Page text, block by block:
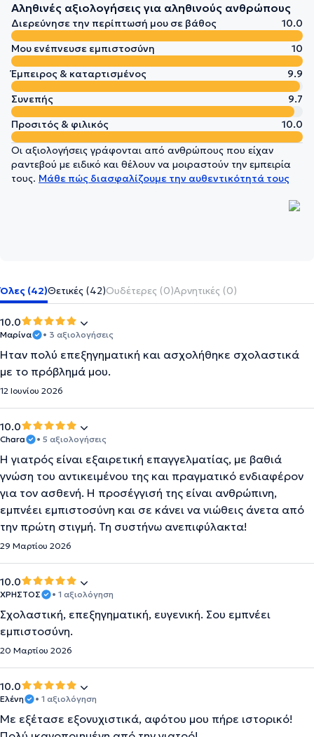
Αληθινές αξιολογήσεις για αληθινούς ανθρώπους
Διερεύνησε την περίπτωσή μου σε βάθος
10.0
Μου ενέπνευσε εμπιστοσύνη
10
Έμπειρος & καταρτισμένος
9.9
Συνεπής
9.7
Προσιτός & φιλικός
10.0
Οι αξιολογήσεις γράφονται από ανθρώπους που είχαν
ραντεβού με ειδικό και θέλουν να μοιραστούν την εμπειρία
τους. Μάθε πώς διασφαλίζουμε την αυθεντικότητά τους
Όλες (42)Θετικές (42)Ουδέτερες (0)Αρνητικές (0)
10.0
Μαρίνα • 3 αξιολογήσεις
Ήταν πολύ επεξηγηματική και ασχολήθηκε σχολαστικά
με το πρόβλημά μου.
12 Ιουνίου 2026
10.0
Chara • 5 αξιολογήσεις
Η γιατρός είναι εξαιρετική επαγγελματίας, με βαθιά
γνώση του αντικειμένου της και πραγματικό ενδιαφέρον
για τον ασθενή. Η προσέγγισή της είναι ανθρώπινη,
εμπνέει εμπιστοσύνη και σε κάνει να νιώθεις άνετα από
την πρώτη στιγμή. Τη συστήνω ανεπιφύλακτα!
29 Μαρτίου 2026
10.0
ΧΡΗΣΤΟΣ • 1 αξιολόγηση
Σχολαστική, επεξηγηματική, ευγενική. Σου εμπνέει
εμπιστοσύνη.
20 Μαρτίου 2026
10.0
Ελένη • 1 αξιολόγηση
Με εξέτασε εξονυχιστικά, αφότου μου πήρε ιστορικό!